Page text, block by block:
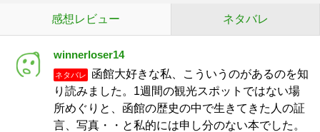
感想レビュー ネタバレ
winnerloser14
ネタバレ
函館大好きな私、こういうのがあるのを知
り読みました。1週間の観光スポットではない場
所めぐりと、函館の歴史の中で生きてきた人の証
言、写真・・と私的には申し分のない本でした。